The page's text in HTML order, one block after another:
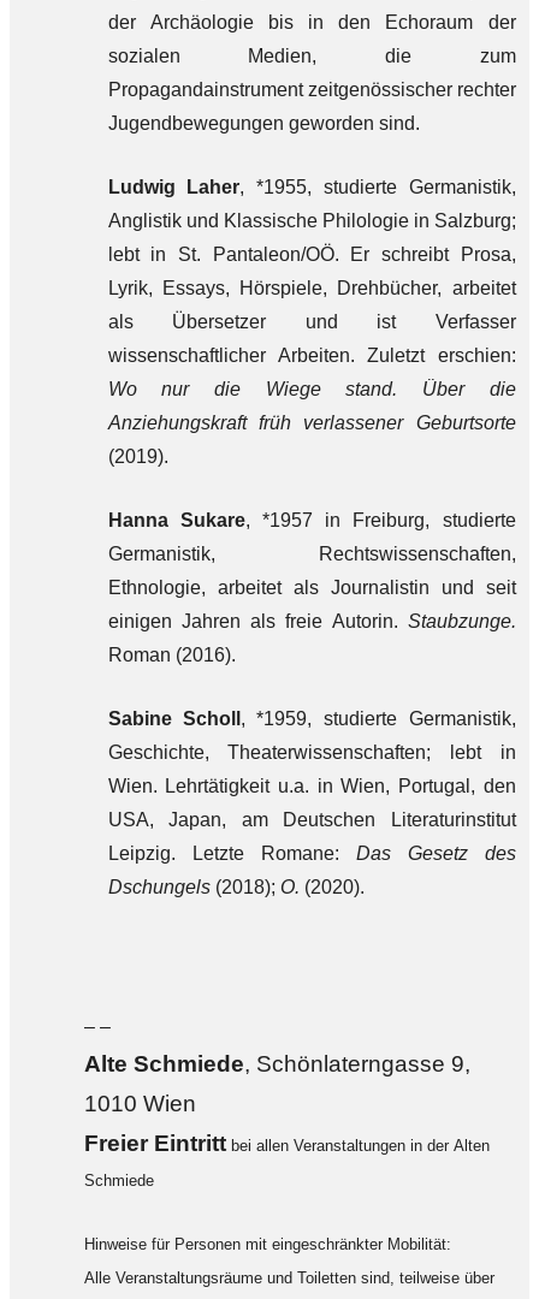
der Archäologie bis in den Echoraum der
sozialen Medien, die zum
Propagandainstrument zeitgenössischer rechter
Jugendbewegungen geworden sind.
Ludwig Laher, *1955, studierte Germanistik,
Anglistik und Klassische Philologie in Salzburg;
lebt in St. Pantaleon/OÖ. Er schreibt Prosa,
Lyrik, Essays, Hörspiele, Drehbücher, arbeitet
als Übersetzer und ist Verfasser
wissenschaftlicher Arbeiten. Zuletzt erschien:
Wo nur die Wiege stand. Über die
Anziehungskraft früh verlassener Geburtsorte
(2019).
Hanna Sukare, *1957 in Freiburg, studierte
Germanistik, Rechtswissenschaften,
Ethnologie, arbeitet als Journalistin und seit
einigen Jahren als freie Autorin. Staubzunge.
Roman (2016).
Sabine Scholl , *1959, studierte Germanistik,
Geschichte, Theaterwissenschaften; lebt in
Wien. Lehrtätigkeit u.a. in Wien, Portugal, den
USA, Japan, am Deutschen Literaturinstitut
Leipzig. Letzte Romane: Das Gesetz des
Dschungels(2018); O. (2020).
– –
Alte Schmiede, Schönlaterngasse 9,
1010 Wien
Freier Eintritt bei allen Veranstaltungen in der Alten
Schmiede
Hinweise für Personen mit eingeschränkter Mobilität:
Alle Veranstaltungsräume und Toiletten sind, teilweise über